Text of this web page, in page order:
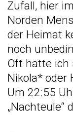
Zufall, hier
Norden
der Heimat
noch
Oft hatte ich
Nikola* oder
Um 22:55
„Nachteule“